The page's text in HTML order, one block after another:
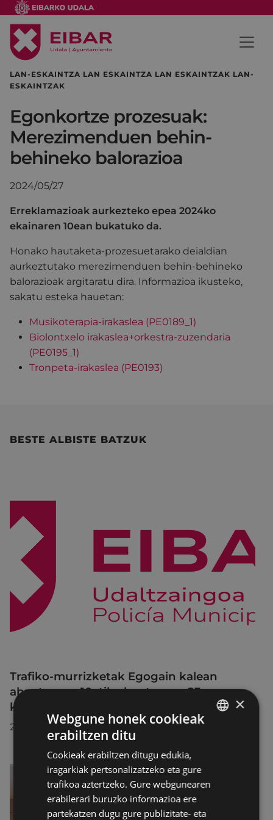
LAN-ESKAINTZA LAN ESKAINTZA LAN ESKAINTZAK LAN-
ESKAINTZAK
Egonkortze prozesuak:
Merezimenduen behin-
behineko balorazioa
2024/05/27
Erreklamazioak aurkezteko epea 2024ko
ekainaren 10ean bukatuko da.
Honako hautaketa-prozesuetarako deialdian
aurkeztutako merezimenduen behin-behineko
balorazioak argitaratu dira. Informazioa ikusteko,
sakatu esteka hauetan:
Musikoterapia-irakaslea (PE0189_1)
Biolontxelo irakaslea+orkestra-zuzendaria
(PE0195_1)
Tronpeta-irakaslea (PE0193)
BESTE ALBISTE BATZUK
Trafiko-murrizketak Egogain kalean
abuztuaren 10etik abuztuaren 23ra,
konponketa-lanak direla-eta
2026/07/30
×
Webgune honek cookieak
erabiltzen ditu
Cookieak erabiltzen ditugu edukia,
iragarkiak pertsonalizatzeko eta gure
trafikoa aztertzeko. Gure webgunearen
erabilerari buruzko informazioa ere
partekatzen dugu gure publizitate- eta